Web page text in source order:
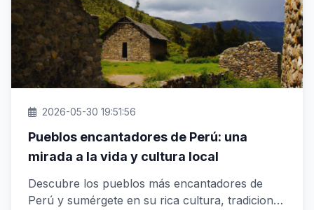
2026-05-30 19:51:56
Pueblos encantadores de Perú: una
mirada a la vida y cultura local
Descubre los pueblos más encantadores de
Perú y sumérgete en su rica cultura, tradiciones